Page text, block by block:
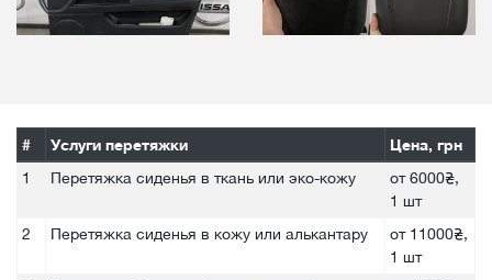
# Услуги перетяжки Цена, грн
1 Перетяжка сиденья в ткань или эко-кожу
от 6000₴,
1 шт
2
Перетяжка сиденья в кожу или алькантару
от 11000₴,
1 шт